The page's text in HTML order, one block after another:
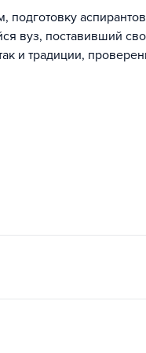
подготовку
вуз, поставивший
и традиции,